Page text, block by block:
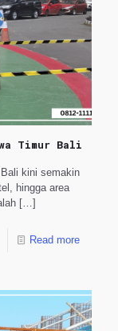
Timur Bali
kini semakin
hingga area
[…]
Read more